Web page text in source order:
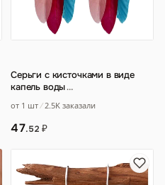
Серьги с кисточками в виде
капель воды…
от 1 шт 2.5K заказали
47.52 ₽